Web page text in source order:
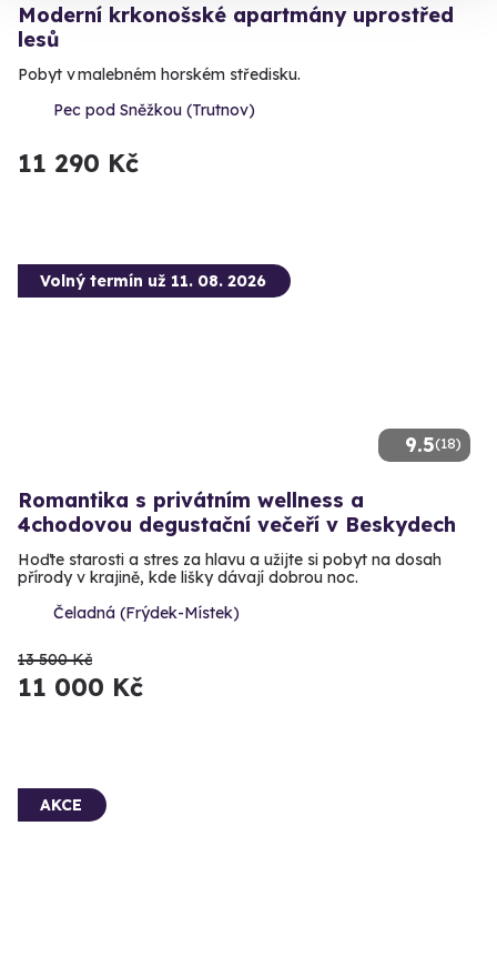
Moderní krkonošské apartmány uprostřed
lesů
Pobyt v malebném horském středisku.
Pec pod Sněžkou (Trutnov)
11 290 Kč
9.5(18)
Volný termín už 11. 08. 2026
Romantika s privátním wellness a
4chodovou degustační večeří v Beskydech
Hoďte starosti a stres za hlavu a užijte si pobyt na dosah
přírody v krajině, kde lišky dávají dobrou noc.
Čeladná (Frýdek-Místek)
13 500 Kč
11 000 Kč
AKCE